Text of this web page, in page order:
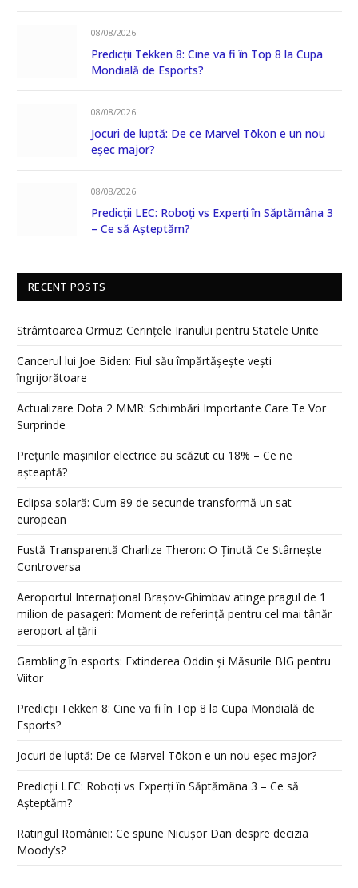
08/08/2026
Predicții Tekken 8: Cine va fi în Top 8 la Cupa
Mondială de Esports?
08/08/2026
Jocuri de luptă: De ce Marvel Tōkon e un nou
eșec major?
08/08/2026
Predicții LEC: Roboți vs Experți în Săptămâna 3
– Ce să Așteptăm?
RECENT POSTS
Strâmtoarea Ormuz: Cerințele Iranului pentru Statele Unite
Cancerul lui Joe Biden: Fiul său împărtășește vești
îngrijorătoare
Actualizare Dota 2 MMR: Schimbări Importante Care Te Vor
Surprinde
Prețurile mașinilor electrice au scăzut cu 18% – Ce ne
așteaptă?
Eclipsa solară: Cum 89 de secunde transformă un sat
european
Fustă Transparentă Charlize Theron: O Ținută Ce Stârnește
Controversa
Aeroportul Internațional Brașov‑Ghimbav atinge pragul de 1
milion de pasageri: Moment de referință pentru cel mai tânăr
aeroport al țării
Gambling în esports: Extinderea Oddin și Măsurile BIG pentru
Viitor
Predicții Tekken 8: Cine va fi în Top 8 la Cupa Mondială de
Esports?
Jocuri de luptă: De ce Marvel Tōkon e un nou eșec major?
Predicții LEC: Roboți vs Experți în Săptămâna 3 – Ce să
Așteptăm?
Ratingul României: Ce spune Nicușor Dan despre decizia
Moody’s?